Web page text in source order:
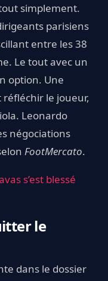
simplement.
parisiens
entre les 38
Le tout avec un
option. Une
le joueur,
Leonardo
négociations
FootMercato.
s’est blessé
le
dans le dossier